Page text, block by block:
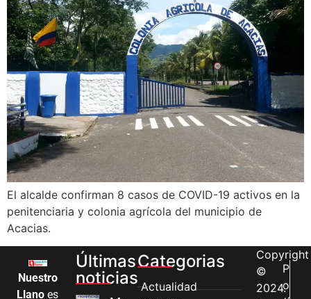
El alcalde confirman 8 casos de COVID-19 activos en la
penitenciaria y colonia agrícola del municipio de
Acacias.
Nuestro
Llano es
Últimas
noticias
Categorias
Actualidad
Copyright
©
2024.
P
o